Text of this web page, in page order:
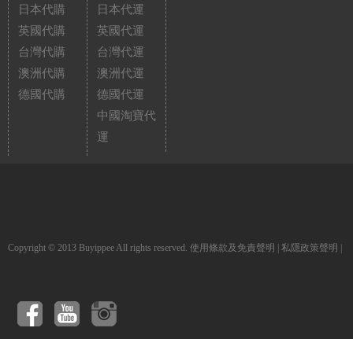
日本代購
英國代購
台灣代購
澳洲代購
德國代購
日本代運
英國代運
台灣代運
澳洲代運
德國代運
中國淘寶代
運
Copyright © 2013 Buyippee All rights reserved. 使用條款及免責聲明 私隱政策聲明